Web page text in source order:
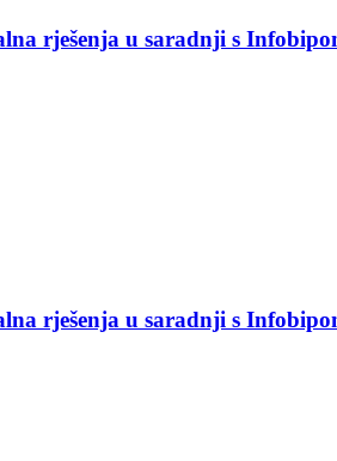
rješenja u saradnji s
rješenja u saradnji s